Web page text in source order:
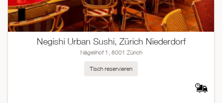
Negishi Urban Sushi, Zürich Niederdorf
Nägelihof 1, 8001 Zürich
Tisch reservieren